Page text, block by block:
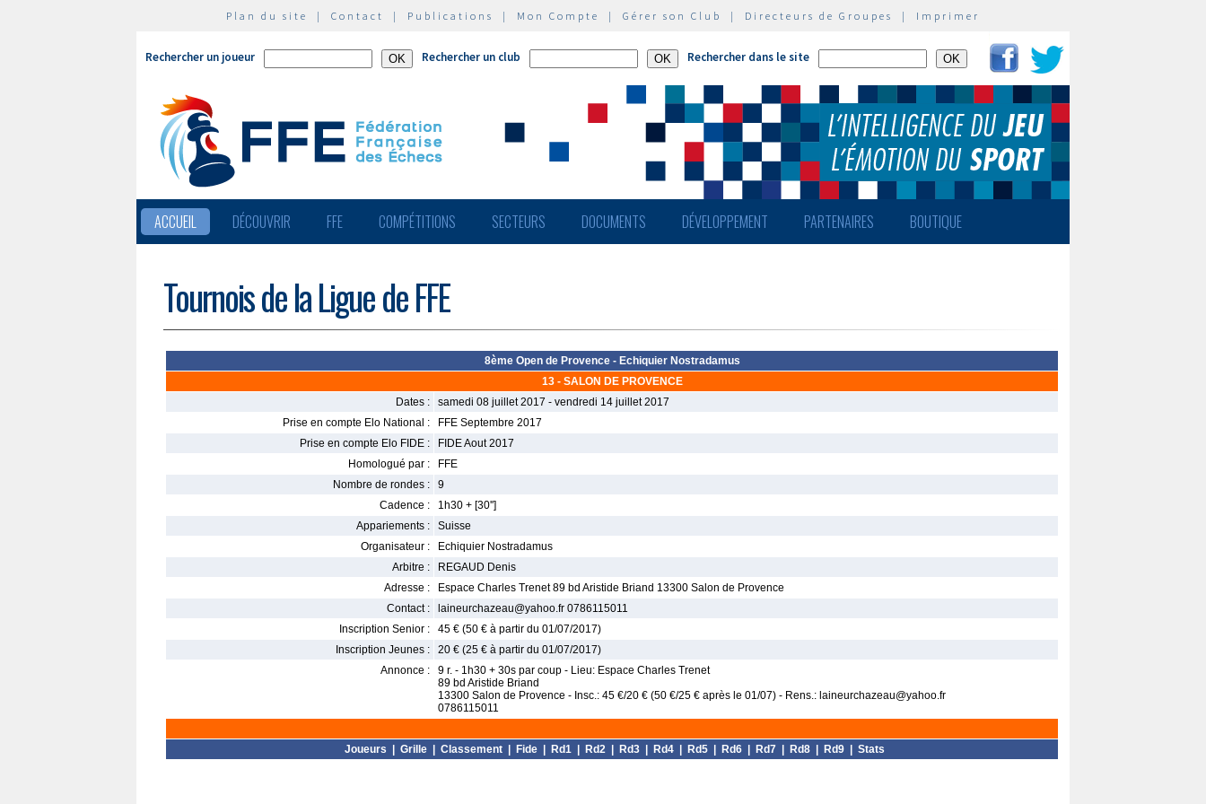
Plan du site | Contact | Publications | Mon Compte | Gérer son Club | Directeurs de Groupes | Imprimer
Rechercher un joueur Rechercher un club Rechercher dans le site
ACCUEIL DÉCOUVRIR FFE COMPÉTITIONS SECTEURS DOCUMENTS DÉVELOPPEMENT PARTENAIRES BOUTIQUE
Tournois de la Ligue de FFE
8ème Open de Provence - Echiquier Nostradamus
13 - SALON DE PROVENCE
Dates :
samedi 08 juillet 2017 - vendredi 14 juillet 2017
Prise en compte Elo National :
FFE Septembre 2017
Prise en compte Elo FIDE :
FIDE Aout 2017
Homologué par :
FFE
Nombre de rondes :
9
Cadence :
1h30 + [30'']
Appariements :
Suisse
Organisateur :
Echiquier Nostradamus
Arbitre :
REGAUD Denis
Adresse :
Espace Charles Trenet 89 bd Aristide Briand 13300 Salon de Provence
Contact :
laineurchazeau@yahoo.fr 0786115011
Inscription Senior :
45 € (50 € à partir du 01/07/2017)
Inscription Jeunes :
20 € (25 € à partir du 01/07/2017)
Annonce :
9 r. - 1h30 + 30s par coup - Lieu: Espace Charles Trenet
89 bd Aristide Briand
13300 Salon de Provence - Insc.: 45 €/20 € (50 €/25 € après le 01/07) - Rens.: laineurchazeau@yahoo.fr
0786115011
Joueurs Grille Classement Fide Rd1 Rd2 Rd3 Rd4 Rd5 Rd6 Rd7 Rd8 Rd9 Stats